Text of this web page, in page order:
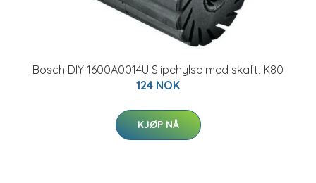
Bosch DIY 1600A0014U Slipehylse med skaft, K80
124 NOK
KJØP NÅ